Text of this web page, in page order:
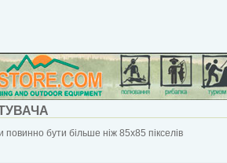
бути більше ніж 85x85 пікселів